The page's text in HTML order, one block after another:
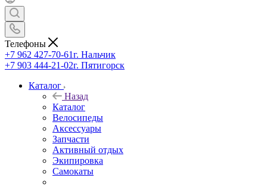
Телефоны
+7 962 427-70-61г. Нальчик
+7 903 444-21-02г. Пятигорск
Каталог
Назад
Каталог
Велосипеды
Аксессуары
Запчасти
Активный отдых
Экипировка
Самокаты